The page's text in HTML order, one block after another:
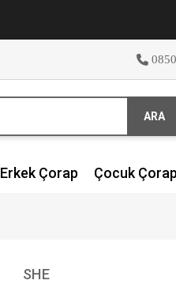
ARA
Erkek Çorap Çocuk Çorap
SHE